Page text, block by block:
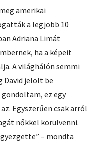
amerikai
a legjobb 10
Adriana Limát
ha a képeit
A világhálón semmi
David jelölt be
gondoltam, ez egy
Egyszerűen csak arról
nőkkel körülvenni.
– mondta